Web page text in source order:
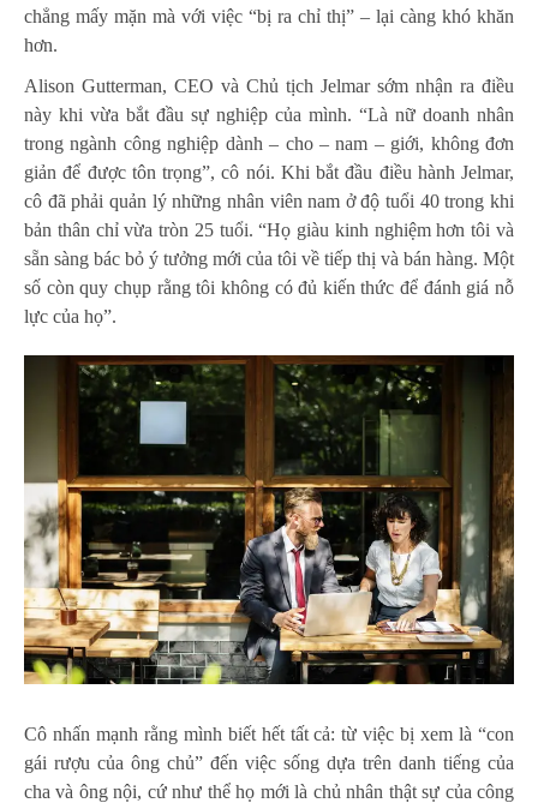
chẳng mấy mặn mà với việc “bị ra chỉ thị” – lại càng khó khăn
hơn.
Alison Gutterman, CEO và Chủ tịch Jelmar sớm nhận ra điều
này khi vừa bắt đầu sự nghiệp của mình. “Là nữ doanh nhân
trong ngành công nghiệp dành – cho – nam – giới, không đơn
giản để được tôn trọng”, cô nói. Khi bắt đầu điều hành Jelmar,
cô đã phải quản lý những nhân viên nam ở độ tuổi 40 trong khi
bản thân chỉ vừa tròn 25 tuổi. “Họ giàu kinh nghiệm hơn tôi và
sẵn sàng bác bỏ ý tưởng mới của tôi về tiếp thị và bán hàng. Một
số còn quy chụp rằng tôi không có đủ kiến thức để đánh giá nỗ
lực của họ”.
Cô nhấn mạnh rằng mình biết hết tất cả: từ việc bị xem là “con
gái rượu của ông chủ” đến việc sống dựa trên danh tiếng của
cha và ông nội, cứ như thể họ mới là chủ nhân thật sự của công